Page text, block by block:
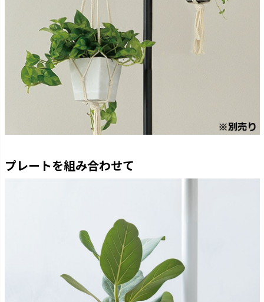
プレートを組み合わせて